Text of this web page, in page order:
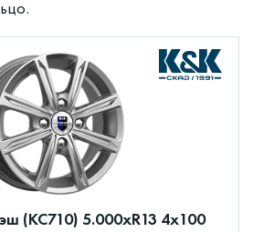
(КС710) 5.000xR13 4x100